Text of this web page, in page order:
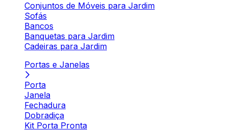
Conjuntos de Móveis para Jardim
Sofás
Bancos
Banquetas para Jardim
Cadeiras para Jardim
Portas e Janelas
Porta
Janela
Fechadura
Dobradiça
Kit Porta Pronta